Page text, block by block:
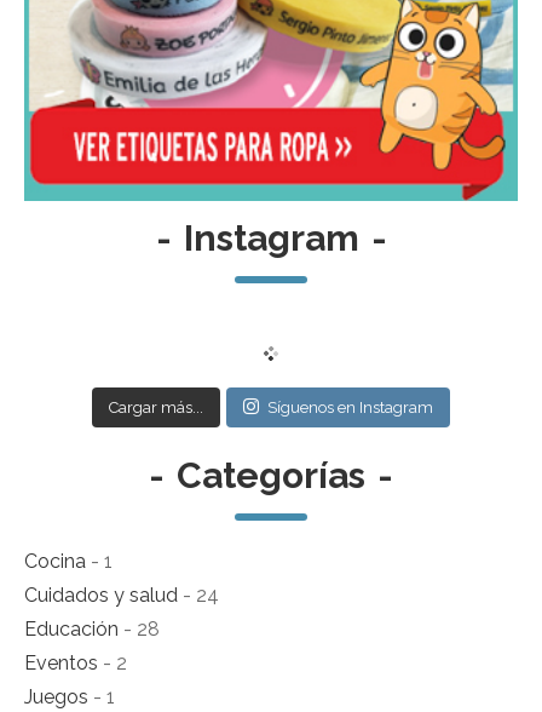
- Instagram -
Cargar más... Síguenos en Instagram
- Categorías -
Cocina - 1
Cuidados y salud - 24
Educación - 28
Eventos - 2
Juegos - 1